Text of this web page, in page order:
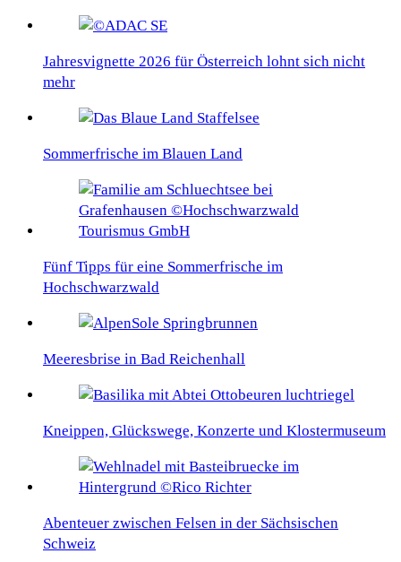
Jahresvignette 2026 für Österreich lohnt sich nicht
mehr
Sommerfrische im Blauen Land
Fünf Tipps für eine Sommerfrische im
Hochschwarzwald
Meeresbrise in Bad Reichenhall
Kneippen, Glückswege, Konzerte und Klostermuseum
Abenteuer zwischen Felsen in der Sächsischen
Schweiz